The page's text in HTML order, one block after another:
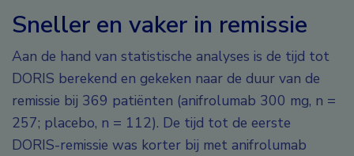
Sneller en vaker in remissie
Aan de hand van statistische analyses is de tijd tot
DORIS berekend en gekeken naar de duur van de
remissie bij 369 patiënten (anifrolumab 300 mg, n =
257; placebo, n = 112). De tijd tot de eerste
DORIS-remissie was korter bij met anifrolumab